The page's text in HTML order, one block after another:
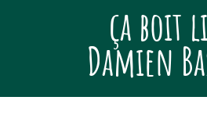
IDÉES CADEAUX
ça boit
Damien